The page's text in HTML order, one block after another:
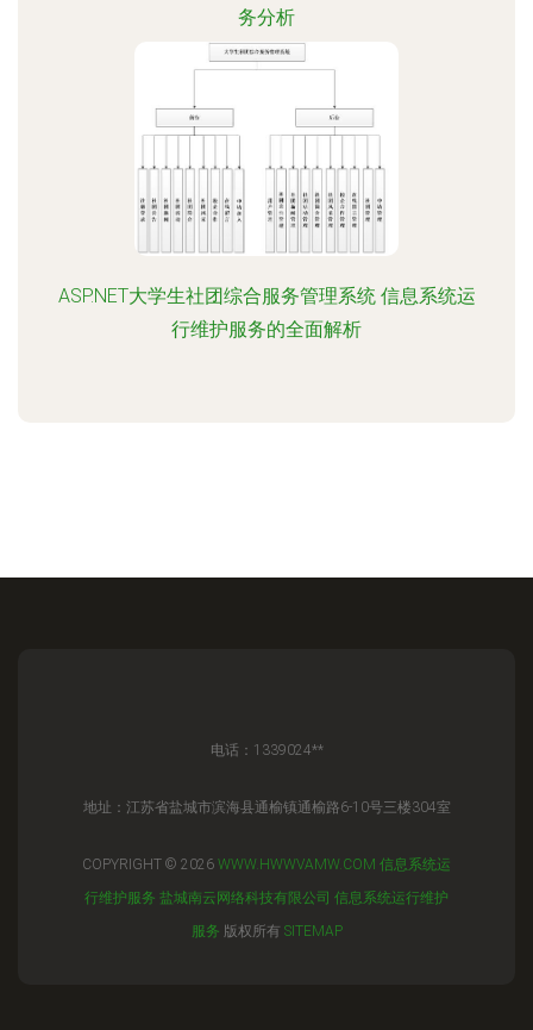
务分析
ASP.NET大学生社团综合服务管理系统 信息系统运
行维护服务的全面解析
电话：1339024**
地址：江苏省盐城市滨海县通榆镇通榆路6-10号三楼304室
COPYRIGHT © 2026 WWW.HWWVAMW.COM 信息系统运
行维护服务 盐城南云网络科技有限公司 信息系统运行维护
服务 版权所有 SITEMAP